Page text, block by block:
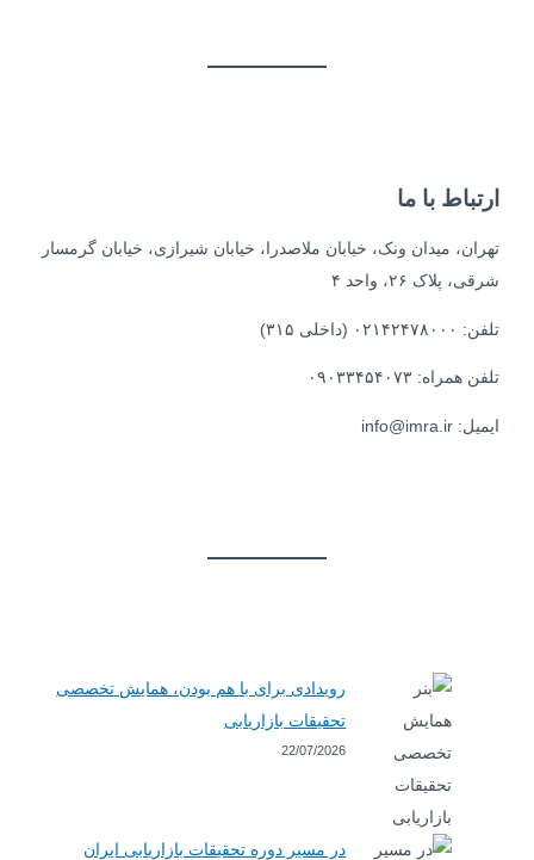
ارتباط با ما
تهران، میدان ونک، خیابان ملاصدرا، خیابان شیرازی، خیابان گرمسار
شرقی، پلاک ۲۶، واحد ۴
تلفن: ۰۲۱۴۲۴۷۸۰۰۰ (داخلی ۳۱۵)
تلفن همراه: ۰۹۰۳۳۴۵۴۰۷۳
ایمیل: info@imra.ir
رویدادی برای با هم بودن، همایش تخصصی
تحقیقات بازاریابی
22/07/2026
در مسیر دوره تحقیقات بازاریابی ایران